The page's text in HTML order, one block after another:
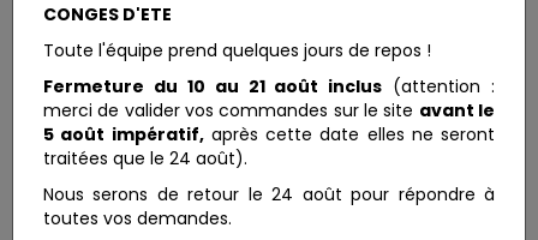
CONGES D'ETE
Toute l'équipe prend quelques jours de repos !
Fermeture du 10 au 21 août inclus (attention :
merci de valider vos commandes sur le site avant le
5 août impératif,après cette date elles ne seront
traitées que le 24 août).
Nous serons de retour le 24 août pour répondre à
toutes vos demandes.